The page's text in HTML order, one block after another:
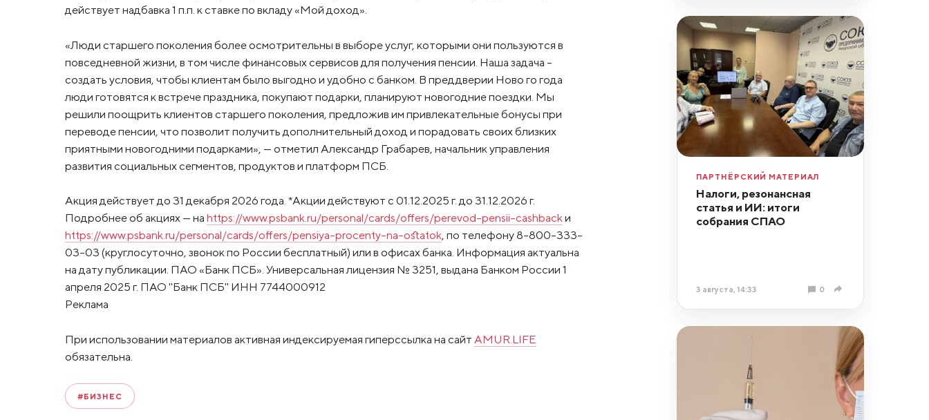
действует надбавка 1 п.п. к ставке по вкладу «Мой доход».
«Люди старшего поколения более осмотрительны в выборе услуг, которыми они пользуются в
повседневной жизни, в том числе финансовых сервисов для получения пенсии. Наша задача –
создать условия, чтобы клиентам было выгодно и удобно с банком. В преддверии Ново го года
люди готовятся к встрече праздника, покупают подарки, планируют новогодние поездки. Мы
решили поощрить клиентов старшего поколения, предложив им привлекательные бонусы при
переводе пенсии, что позволит получить дополнительный доход и порадовать своих близких
приятными новогодними подарками», — отметил Александр Грабарев, начальник управления
развития социальных сегментов, продуктов и платформ ПСБ.
Акция действует до 31 декабря 2026 года. *Акции действуют с 01.12.2025 г. до 31.12.2026 г.
Подробнее об акциях — на https://www.psbank.ru/personal/cards/offers/perevod-pensii-cashbackи
https://www.psbank.ru/personal/cards/offers/pensiya-procenty-na-ostatok, по телефону 8-800-333-
03-03 (круглосуточно, звонок по России бесплатный) или в офисах банка. Информация актуальна
на дату публикации. ПАО «Банк ПСБ». Универсальная лицензия № 3251, выдана Банком России 1
апреля 2025 г. ПАО "Банк ПСБ" ИНН 7744000912
Реклама
При использовании материалов активная индексируемая гиперссылка на сайт AMUR.LIFE
обязательна.
#БИЗНЕС
ПАРТНЁРСКИЙ МАТЕРИАЛ
Налоги, резонансная
статья и ИИ: итоги
собрания СПАО
3 августа, 14:33 0